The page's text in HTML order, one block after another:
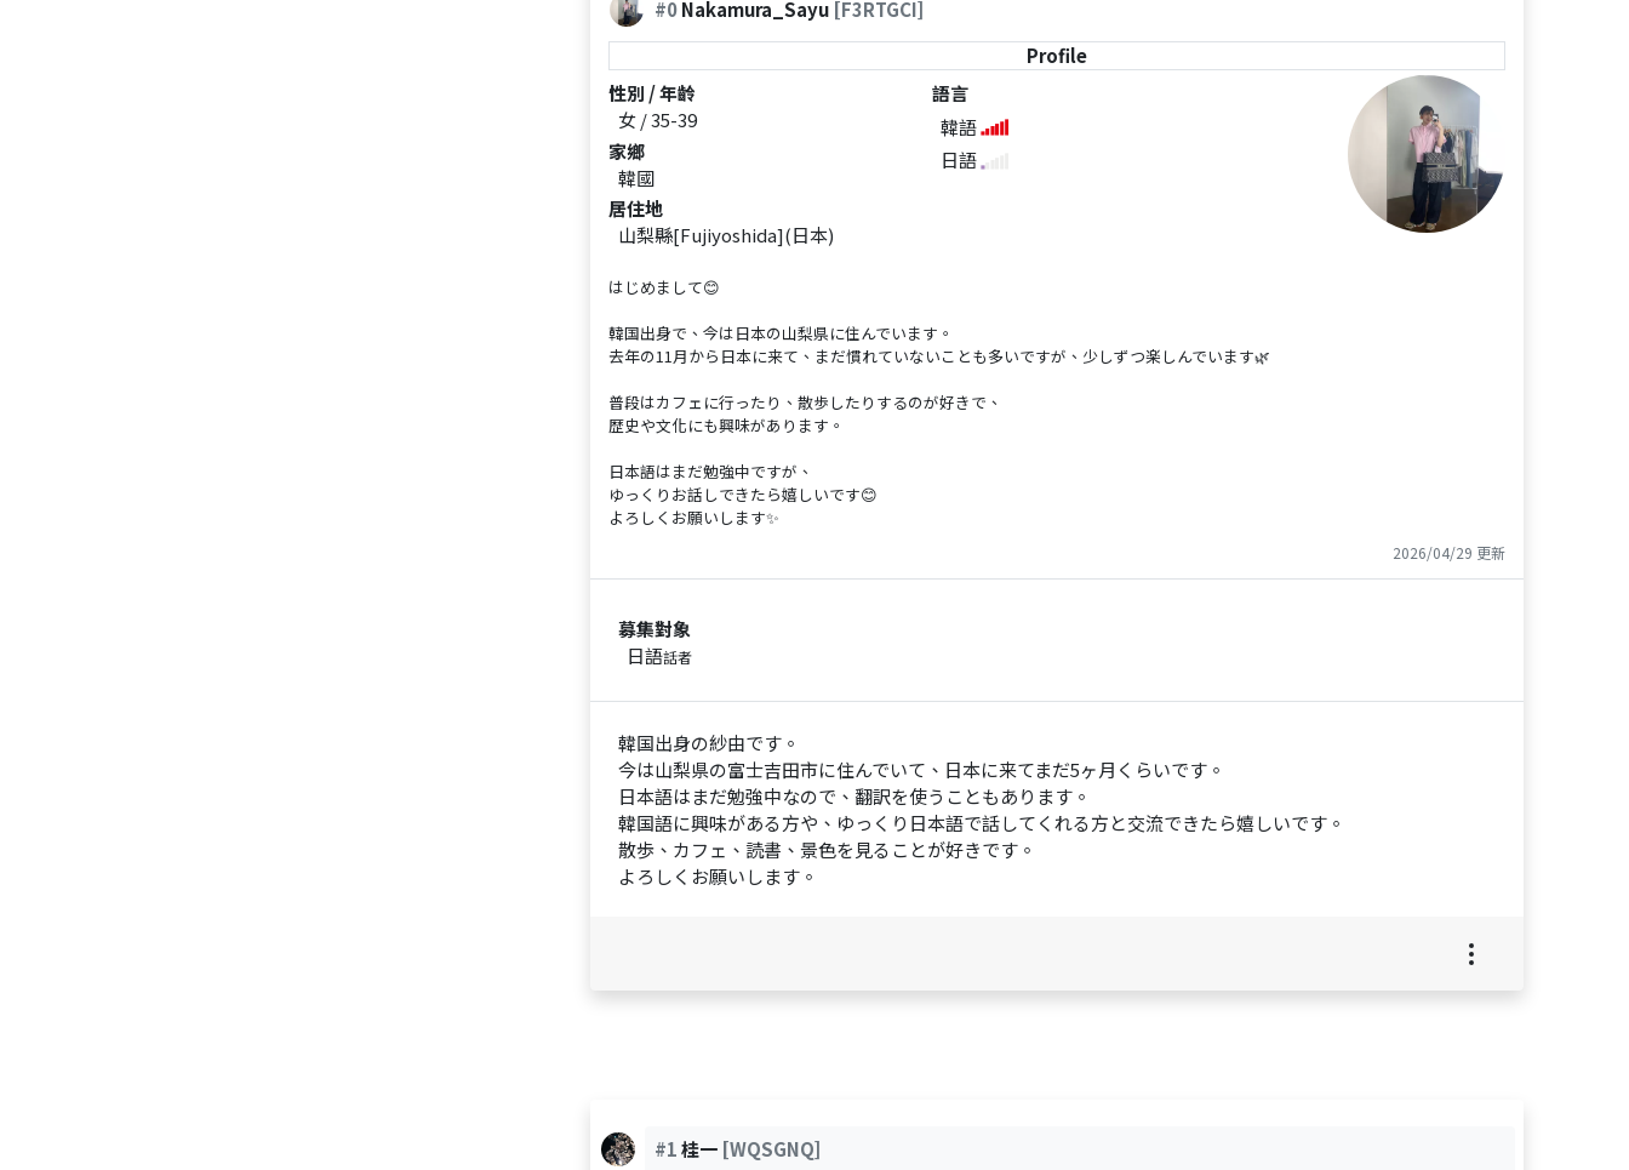
#0Nakamura_Sayu [F3RTGCI]
Profile
性別 / 年齡
女 / 35-39
家鄉
韓國
居住地
山梨縣[Fujiyoshida](日本)
語言
韓語
日語
はじめまして😊
韓国出身で、今は日本の山梨県に住んでいます。
去年の11月から日本に来て、まだ慣れていないことも多いですが、少しずつ楽しんでいます🌿
普段はカフェに行ったり、散歩したりするのが好きで、
歴史や文化にも興味があります。
日本語はまだ勉強中ですが、
ゆっくりお話しできたら嬉しいです😊
よろしくお願いします✨
2026/04/29 更新
募集對象
日語話者
韓国出身の紗由です。
今は山梨県の富士吉田市に住んでいて、日本に来てまだ5ヶ月くらいです。
日本語はまだ勉強中なので、翻訳を使うこともあります。
韓国語に興味がある方や、ゆっくり日本語で話してくれる方と交流できたら嬉しいです。
散歩、カフェ、読書、景色を見ることが好きです。
よろしくお願いします。
#1桂一 [WQSGNQ]